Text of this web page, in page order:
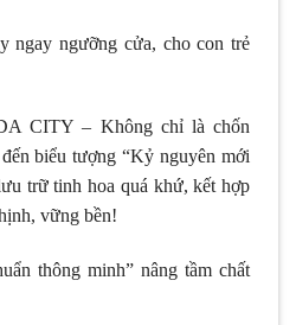
ngay ngưỡng cửa, cho con trẻ
CITY – Không chỉ là chốn
biểu tượng “Kỷ nguyên mới
trữ tinh hoa quá khứ, kết hợp
vững bền!
thông minh” nâng tầm chất